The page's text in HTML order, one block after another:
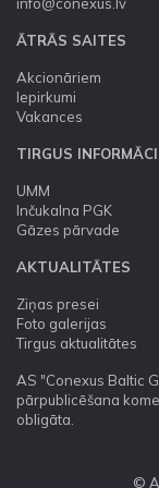
ĀTRĀS SAITES
Akcionāriem
Iepirkumi
Vakances
TIRGUS
UMM
Inčukalna PGK
Gāzes pārvade
AKTUALITĀTES
Ziņas presei
Foto galerijas
Tirgus aktualitātes
AS "Conexus Baltic
pārpublicēšana
obligāta.
©